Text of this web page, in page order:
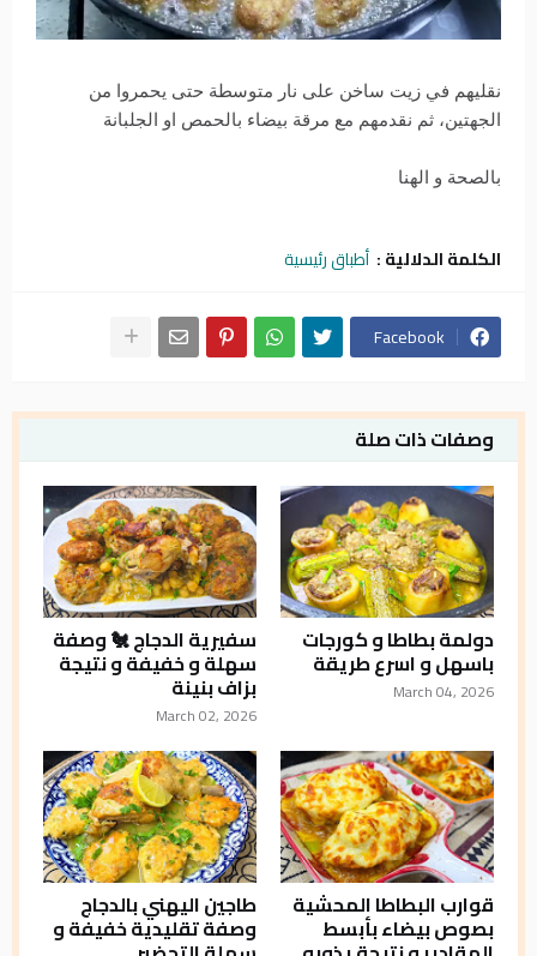
نقليهم في زيت ساخن على نار متوسطة حتى يحمروا من
الجهتين، ثم نقدمهم مع مرقة بيضاء بالحمص او الجلبانة
بالصحة و الهنا
الكلمة الدلالية : أطباق رئيسية
Facebook
وصفات ذات صلة
دولمة بطاطا و كورجات
باسهل و اسرع طريقة
March 04, 2026
سفيرية الدجاج 🐔 وصفة
سهلة و خفيفة و نتيجة
بزاف بنينة
March 02, 2026
قوارب البطاطا المحشية
بصوص بيضاء بأبسط
طاجين اليهني بالدجاج
وصفة تقليدية خفيفة و